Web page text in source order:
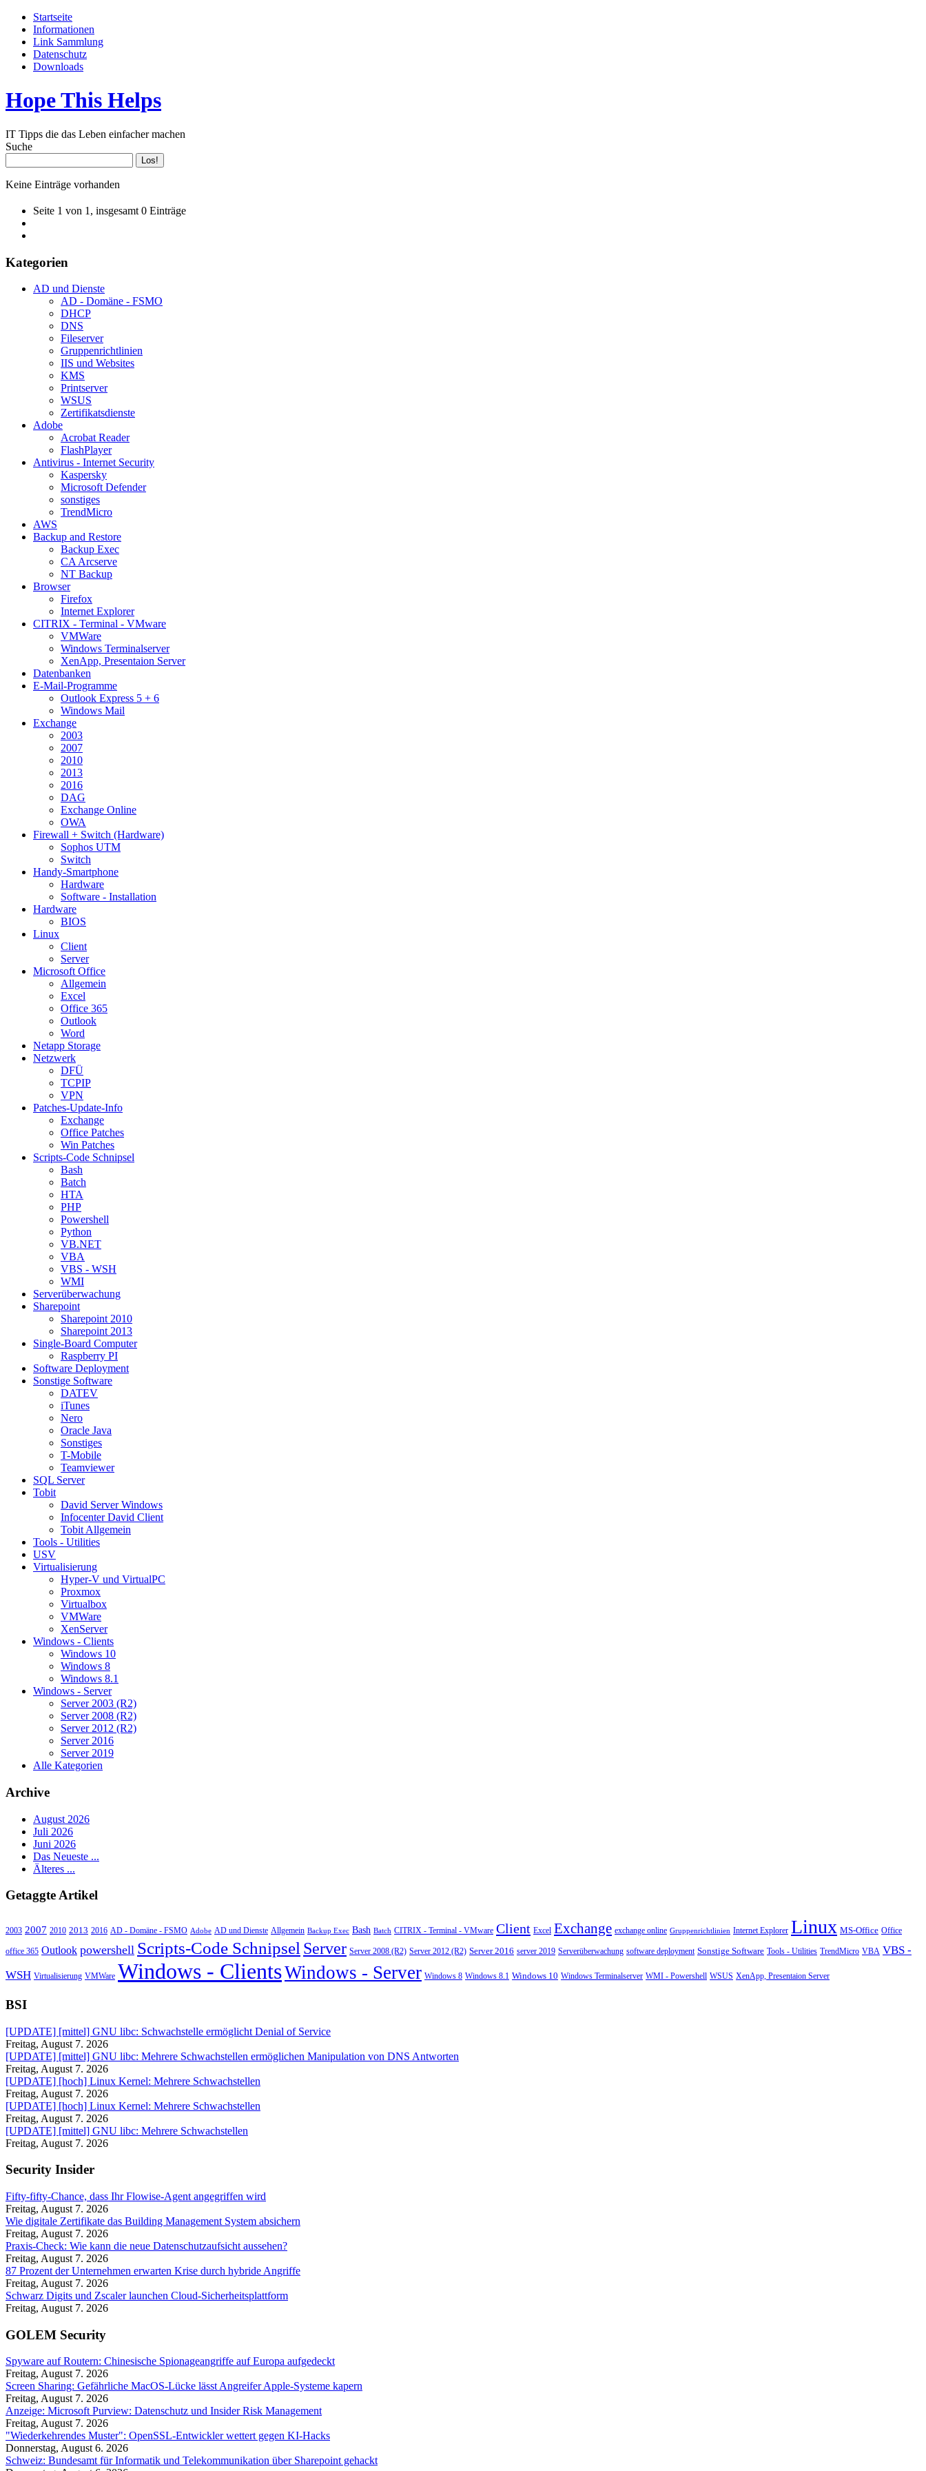
Startseite
Informationen
Link Sammlung
Datenschutz
Downloads
Hope This Helps
IT Tipps die das Leben einfacher machen
Suche
Keine Einträge vorhanden
Seite 1 von 1, insgesamt 0 Einträge
Kategorien
AD und Dienste
AD - Domäne - FSMO
DHCP
DNS
Fileserver
Gruppenrichtlinien
IIS und Websites
KMS
Printserver
WSUS
Zertifikatsdienste
Adobe
Acrobat Reader
FlashPlayer
Antivirus - Internet Security
Kaspersky
Microsoft Defender
sonstiges
TrendMicro
AWS
Backup and Restore
Backup Exec
CA Arcserve
NT Backup
Browser
Firefox
Internet Explorer
CITRIX - Terminal - VMware
VMWare
Windows Terminalserver
XenApp, Presentaion Server
Datenbanken
E-Mail-Programme
Outlook Express 5 + 6
Windows Mail
Exchange
2003
2007
2010
2013
2016
DAG
Exchange Online
OWA
Firewall + Switch (Hardware)
Sophos UTM
Switch
Handy-Smartphone
Hardware
Software - Installation
Hardware
BIOS
Linux
Client
Server
Microsoft Office
Allgemein
Excel
Office 365
Outlook
Word
Netapp Storage
Netzwerk
DFÜ
TCPIP
VPN
Patches-Update-Info
Exchange
Office Patches
Win Patches
Scripts-Code Schnipsel
Bash
Batch
HTA
PHP
Powershell
Python
VB.NET
VBA
VBS - WSH
WMI
Serverüberwachung
Sharepoint
Sharepoint 2010
Sharepoint 2013
Single-Board Computer
Raspberry PI
Software Deployment
Sonstige Software
DATEV
iTunes
Nero
Oracle Java
Sonstiges
T-Mobile
Teamviewer
SQL Server
Tobit
David Server Windows
Infocenter David Client
Tobit Allgemein
Tools - Utilities
USV
Virtualisierung
Hyper-V und VirtualPC
Proxmox
Virtualbox
VMWare
XenServer
Windows - Clients
Windows 10
Windows 8
Windows 8.1
Windows - Server
Server 2003 (R2)
Server 2008 (R2)
Server 2012 (R2)
Server 2016
Server 2019
Alle Kategorien
Archive
August 2026
Juli 2026
Juni 2026
Das Neueste ...
Älteres ...
Getaggte Artikel
2003 2007 2010 2013 2016 AD - Domäne - FSMO Adobe AD und Dienste Allgemein Backup Exec Bash Batch CITRIX - Terminal - VMware Client Excel Exchange exchange online Gruppenrichtlinien Internet Explorer Linux MS-Office Office
office 365 Outlook powershell Scripts-Code SchnipselServer Server 2008 (R2) Server 2012 (R2) Server 2016 server 2019 Serverüberwachung software deployment Sonstige Software Tools - Utilities TrendMicro VBA VBS -
WSH Virtualisierung VMWare Windows - ClientsWindows - Server Windows 8 Windows 8.1 Windows 10 Windows Terminalserver WMI - Powershell WSUS XenApp, Presentaion Server
BSI
[UPDATE] [mittel] GNU libc: Schwachstelle ermöglicht Denial of Service
Freitag, August 7. 2026
[UPDATE] [mittel] GNU libc: Mehrere Schwachstellen ermöglichen Manipulation von DNS Antworten
Freitag, August 7. 2026
[UPDATE] [hoch] Linux Kernel: Mehrere Schwachstellen
Freitag, August 7. 2026
[UPDATE] [hoch] Linux Kernel: Mehrere Schwachstellen
Freitag, August 7. 2026
[UPDATE] [mittel] GNU libc: Mehrere Schwachstellen
Freitag, August 7. 2026
Security Insider
Fifty-fifty-Chance, dass Ihr Flowise-Agent angegriffen wird
Freitag, August 7. 2026
Wie digitale Zertifikate das Building Management System absichern
Freitag, August 7. 2026
Praxis-Check: Wie kann die neue Datenschutzaufsicht aussehen?
Freitag, August 7. 2026
87 Prozent der Unternehmen erwarten Krise durch hybride Angriffe
Freitag, August 7. 2026
Schwarz Digits und Zscaler launchen Cloud-Sicherheitsplattform
Freitag, August 7. 2026
GOLEM Security
Spyware auf Routern: Chinesische Spionageangriffe auf Europa aufgedeckt
Freitag, August 7. 2026
Screen Sharing: Gefährliche MacOS-Lücke lässt Angreifer Apple-Systeme kapern
Freitag, August 7. 2026
Anzeige: Microsoft Purview: Datenschutz und Insider Risk Management
Freitag, August 7. 2026
"Wiederkehrendes Muster": OpenSSL-Entwickler wettert gegen KI-Hacks
Donnerstag, August 6. 2026
Schweiz: Bundesamt für Informatik und Telekommunikation über Sharepoint gehackt